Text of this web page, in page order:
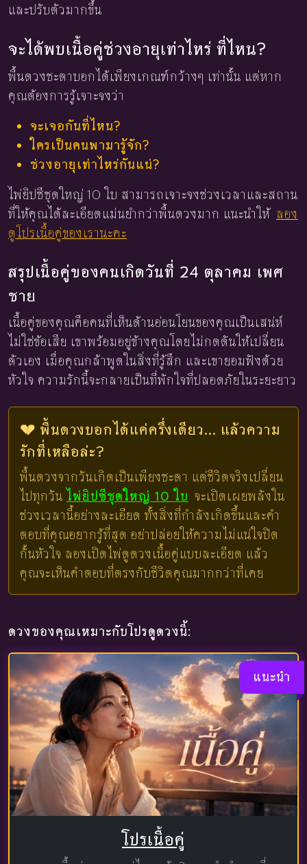
และปรับตัวมากขึ้น
จะได้พบเนื้อคู่ช่วงอายุเท่าไหร่ ที่ไหน?
พื้นดวงชะตาบอกได้เพียงเกณฑ์กว้างๆ เท่านั้น แต่หาก
คุณต้องการรู้เจาะจงว่า
จะเจอกันที่ไหน?
ใครเป็นคนพามารู้จัก?
ช่วงอายุเท่าไหร่กันแน่?
ไพ่ยิปซีชุดใหญ่ 10 ใบ สามารถเจาะจงช่วงเวลาและสถาน
ที่ให้คุณได้ละเอียดแม่นยำกว่าพื้นดวงมาก แนะนำให้ ลอง
ดูโปรเนื้อคู่ของเรานะคะ
สรุปเนื้อคู่ของคนเกิดวันที่ 24 ตุลาคม เพศ
ชาย
เนื้อคู่ของคุณคือคนที่เห็นด้านอ่อนโยนของคุณเป็นเสน่ห์
ไม่ใช่ข้อเสีย เขาพร้อมอยู่ข้างคุณโดยไม่กดดันให้เปลี่ยน
ตัวเอง เมื่อคุณกล้าพูดในสิ่งที่รู้สึก และเขายอมฟังด้วย
หัวใจ ความรักนี้จะกลายเป็นที่พักใจที่ปลอดภัยในระยะยาว
💔 พื้นดวงบอกได้แค่ครึ่งเดียว... แล้วความ
รักที่เหลือล่ะ?
พื้นดวงจากวันเกิดเป็นเพียงชะตา แต่ชีวิตจริงเปลี่ยน
ไปทุกวัน ไพ่ยิปซีชุดใหญ่ 10 ใบ จะเปิดเผยพลังใน
ช่วงเวลานี้อย่างละเอียด ทั้งสิ่งที่กำลังเกิดขึ้นและคำ
ตอบที่คุณอยากรู้ที่สุด อย่าปล่อยให้ความไม่แน่ใจปิด
กั้นหัวใจ ลองเปิดไพ่ดูดวงเนื้อคู่แบบละเอียด แล้ว
คุณจะเห็นคำตอบที่ตรงกับชีวิตคุณมากกว่าที่เคย
ดวงของคุณเหมาะกับโปรดูดวงนี้:
แนะนำ
โปรเนื้อคู่